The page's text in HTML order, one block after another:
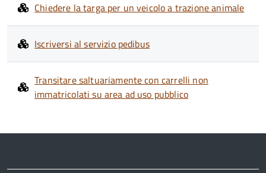
Chiedere la targa per un veicolo a trazione animale
Iscriversi al servizio pedibus
Transitare saltuariamente con carrelli non
immatricolati su area ad uso pubblico